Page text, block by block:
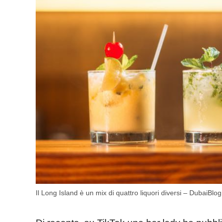
Il Long Island è un mix di quattro liquori diversi –